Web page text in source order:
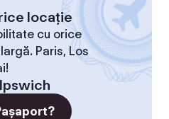
locație
cu orice
Paris, Los
Ipswich